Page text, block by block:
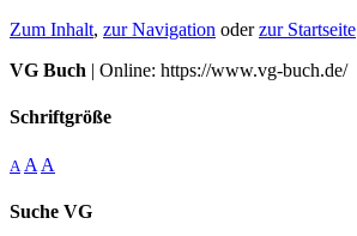
Zum Inhalt, zur Navigation oderzur Startseite
VG Buch | Online: https://www.vg-buch.de/
Schriftgröße
A A A
Suche VG